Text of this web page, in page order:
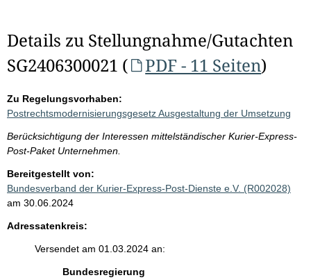
Details zu Stellungnahme/Gutachten
SG2406300021 (
PDF - 11 Seiten)
Zu Regelungsvorhaben:
Postrechtsmodernisierungsgesetz Ausgestaltung der Umsetzung
Berücksichtigung der Interessen mittelständischer Kurier-Express-
Post-Paket Unternehmen.
Bereitgestellt von:
Bundesverband der Kurier-Express-Post-Dienste e.V. (R002028)
am 30.06.2024
Adressatenkreis:
Versendet am 01.03.2024 an:
Bundesregierung